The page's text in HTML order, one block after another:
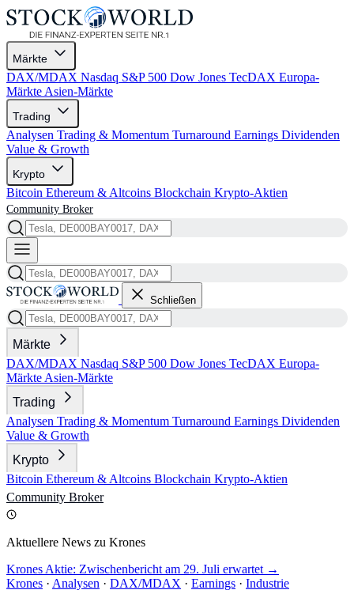
Märkte
DAX/MDAX Nasdaq S&P 500 Dow Jones TecDAX Europa-
Märkte Asien-Märkte
Trading
Analysen Trading & Momentum Turnaround Earnings Dividenden
Value & Growth
Krypto
Bitcoin Ethereum & Altcoins Blockchain Krypto-Aktien
Community Broker
Schließen
Märkte
DAX/MDAX Nasdaq S&P 500 Dow Jones TecDAX Europa-
Märkte Asien-Märkte
Trading
Analysen Trading & Momentum Turnaround Earnings Dividenden
Value & Growth
Krypto
Bitcoin Ethereum & Altcoins Blockchain Krypto-Aktien
Community Broker
Aktuellere News zu Krones
Krones Aktie: Zwischenbericht am 29. Juli erwartet →
Krones · Analysen · DAX/MDAX · Earnings · Industrie